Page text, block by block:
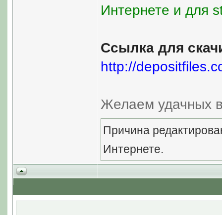
Интернете и для
Ссылка для
http://
Желаем удачных
Причина
Интернете.